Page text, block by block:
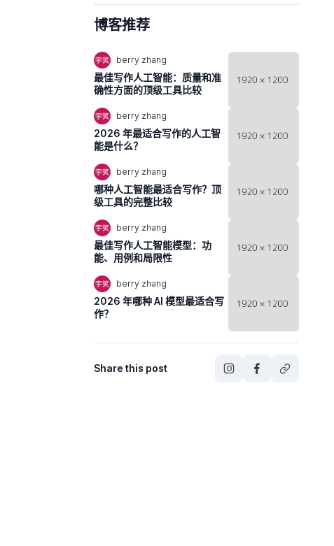
博客推荐
berry zhang
最佳写作人工智能：质量和准
确性方面的顶级工具比较
berry zhang
2026 年最适合写作的人工智
能是什么？
berry zhang
哪种人工智能最适合写作？顶
级工具的完整比较
berry zhang
最佳写作人工智能模型：功
能、用例和局限性
berry zhang
2026 年哪种 AI 模型最适合写
作？
Share this post